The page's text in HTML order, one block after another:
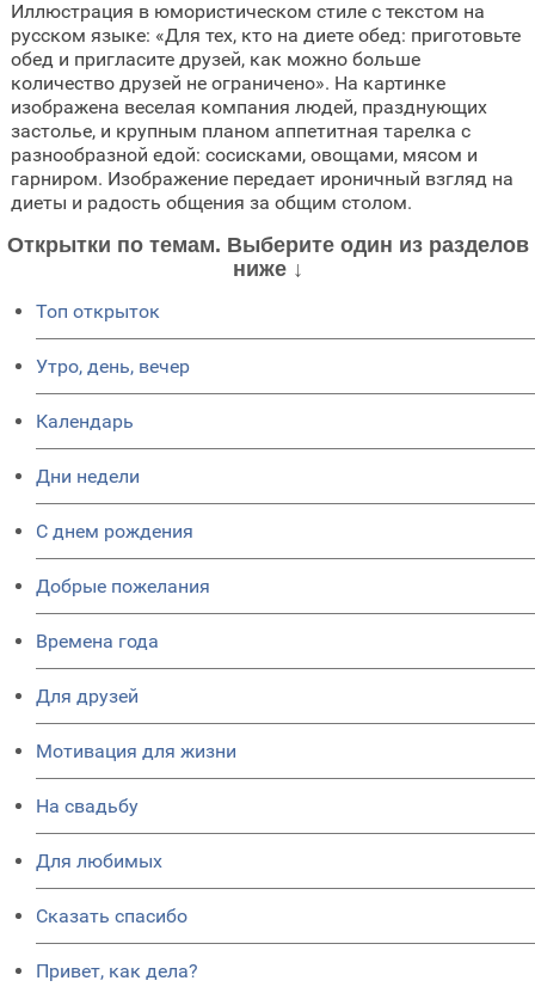
Иллюстрация в юмористическом стиле с текстом на
русском языке: «Для тех, кто на диете обед: приготовьте
обед и пригласите друзей, как можно больше
количество друзей не ограничено». На картинке
изображена веселая компания людей, празднующих
застолье, и крупным планом аппетитная тарелка с
разнообразной едой: сосисками, овощами, мясом и
гарниром. Изображение передает ироничный взгляд на
диеты и радость общения за общим столом.
Открытки по темам. Выберите один из разделов
ниже ↓
Топ открыток
Утро, день, вечер
Календарь
Дни недели
C днем рождения
Добрые пожелания
Времена года
Для друзей
Мотивация для жизни
На свадьбу
Для любимых
Сказать спасибо
Привет, как дела?